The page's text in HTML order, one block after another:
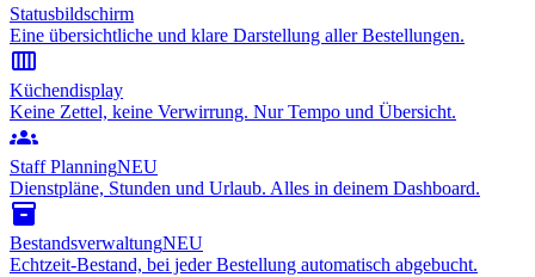
Statusbildschirm
Eine übersichtliche und klare Darstellung aller Bestellungen.
calendar_view_week
Küchendisplay
Keine Zettel, keine Verwirrung. Nur Tempo und Übersicht.
groups
Staff PlanningNEU
Dienstpläne, Stunden und Urlaub. Alles in deinem Dashboard.
inventory_2
BestandsverwaltungNEU
Echtzeit-Bestand, bei jeder Bestellung automatisch abgebucht.